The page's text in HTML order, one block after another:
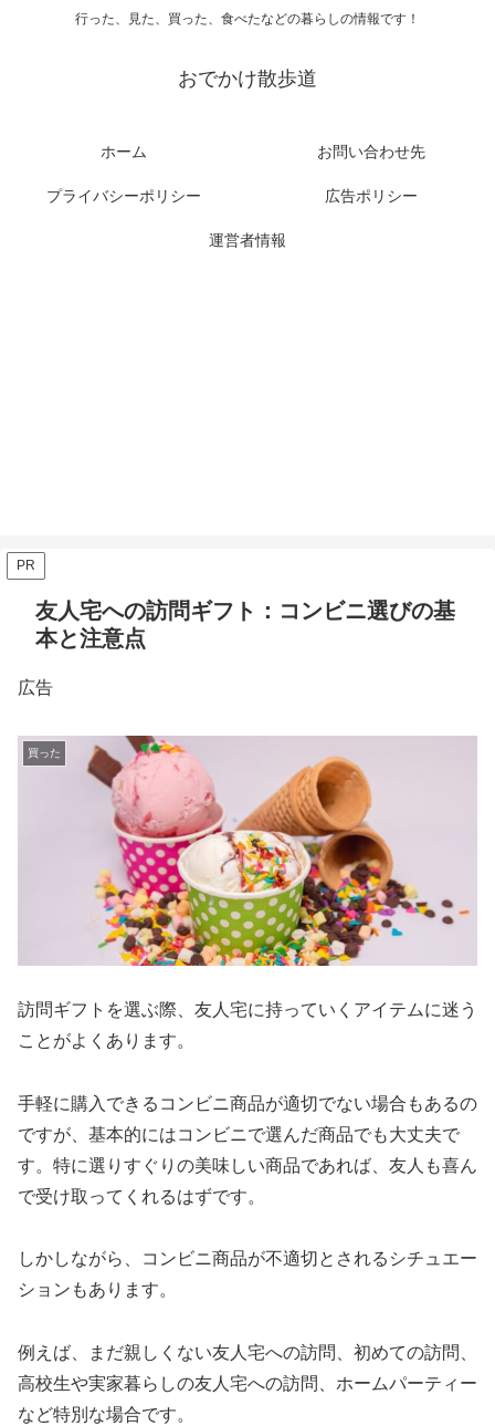
行った、見た、買った、食べたなどの暮らしの情報です！
おでかけ散歩道
ホーム お問い合わせ先
プライバシーポリシー 広告ポリシー
運営者情報
PR
友人宅への訪問ギフト：コンビニ選びの基
本と注意点
広告
買った
訪問ギフトを選ぶ際、友人宅に持っていくアイテムに迷う
ことがよくあります。
手軽に購入できるコンビニ商品が適切でない場合もあるの
ですが、基本的にはコンビニで選んだ商品でも大丈夫で
す。特に選りすぐりの美味しい商品であれば、友人も喜ん
で受け取ってくれるはずです。
しかしながら、コンビニ商品が不適切とされるシチュエー
ションもあります。
例えば、まだ親しくない友人宅への訪問、初めての訪問、
高校生や実家暮らしの友人宅への訪問、ホームパーティー
など特別な場合です。